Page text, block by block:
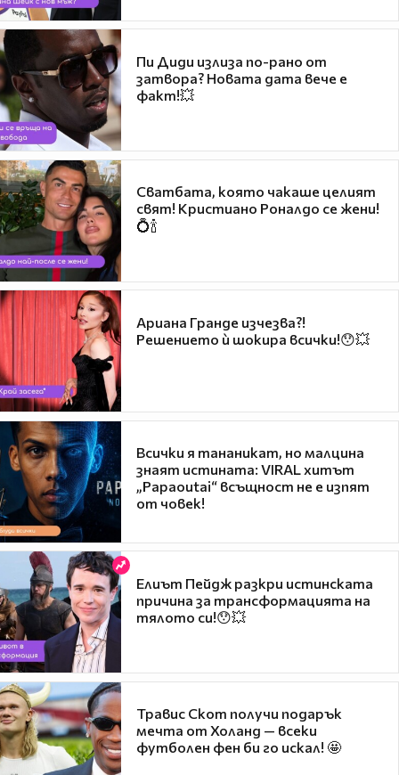
Пи Диди излиза по-рано от
затвора? Новата дата вече е
факт!💥
Сватбата, която чакаше целият
свят! Кристиано Роналдо се жени!
💍🍾
Ариана Гранде изчезва?!
Решението ѝ шокира всички!😯💥
Всички я тананикат, но малцина
знаят истината: VIRAL хитът
„Papaoutai“ всъщност не е изпят
от човек!
Елиът Пейдж разкри истинската
причина за трансформацията на
тялото си!😯💥
Травис Скот получи подарък
мечта от Холанд — всеки
футболен фен би го искал! 🤩